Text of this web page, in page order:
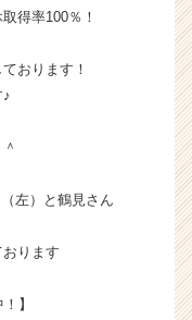
得率100％！
おります！
左）と鶴見さん
ります
】